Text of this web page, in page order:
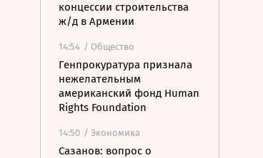
концессии строительства
ж/д в Армении
14:54 / Общество
Генпрокуратура признала
нежелательным
американский фонд Human
Rights Foundation
14:50 / Экономика
Сазанов: вопрос о